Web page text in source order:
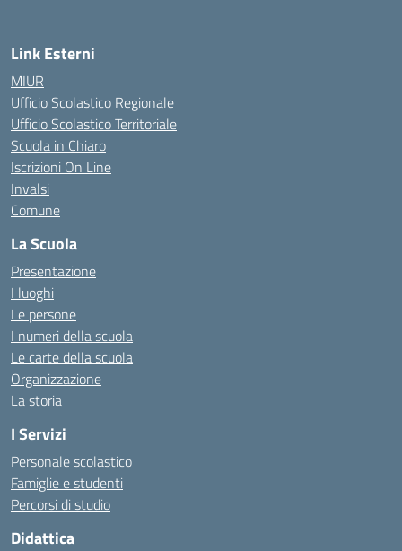
Link Esterni
MIUR
Ufficio Scolastico Regionale
Ufficio Scolastico Territoriale
Scuola in Chiaro
Iscrizioni On Line
Invalsi
Comune
La Scuola
Presentazione
I luoghi
Le persone
I numeri della scuola
Le carte della scuola
Organizzazione
La storia
I Servizi
Personale scolastico
Famiglie e studenti
Percorsi di studio
Didattica